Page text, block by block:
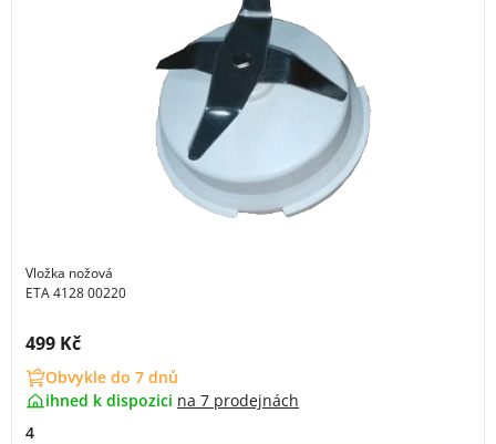
Vložka nožová
ETA 4128 00220
Cena s DPH:
499 Kč
Obvykle do 7 dnů
ihned k dispozici na 7 prodejnách
4